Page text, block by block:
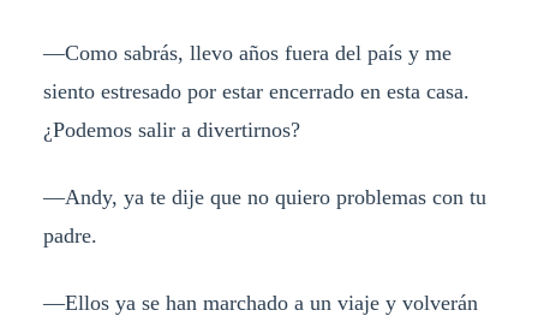
—Como sabrás, llevo años fuera del país y me
siento estresado por estar encerrado en esta casa.
¿Podemos salir a divertirnos?
—Andy, ya te dije que no quiero problemas con tu
padre.
—Ellos ya se han marchado a un viaje y volverán